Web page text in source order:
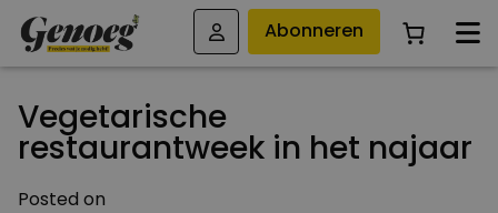
Abonneren
Vegetarische
restaurantweek in het najaar
Posted on